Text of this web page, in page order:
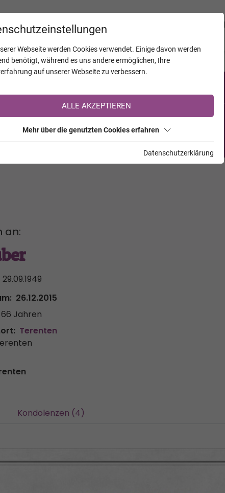
Sie sind noch nicht auf TrauerHilfe.it registriert?
>> zur kostenlosen Registrierung <<
an:
29.09.1949
26.12.2015
66 Jahren
Terenten
Kondolenzen (4)
Webseite werden Cookies verwendet. Einige davon werden
benötigt, während es uns andere ermöglichen, Ihre
auf unserer Webseite zu verbessern.
ALLE AKZEPTIEREN
Mehr über die genutzten Cookies erfahren
Datenschutzerklärung
JAHRESTAGE UNTERNEHMEN